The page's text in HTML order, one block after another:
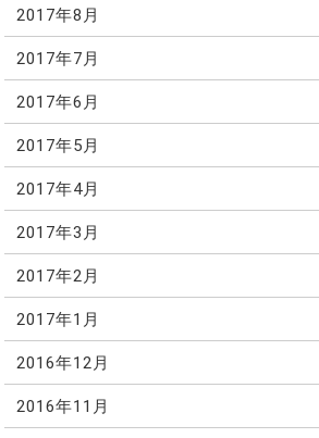
2017年8月
2017年7月
2017年6月
2017年5月
2017年4月
2017年3月
2017年2月
2017年1月
2016年12月
2016年11月